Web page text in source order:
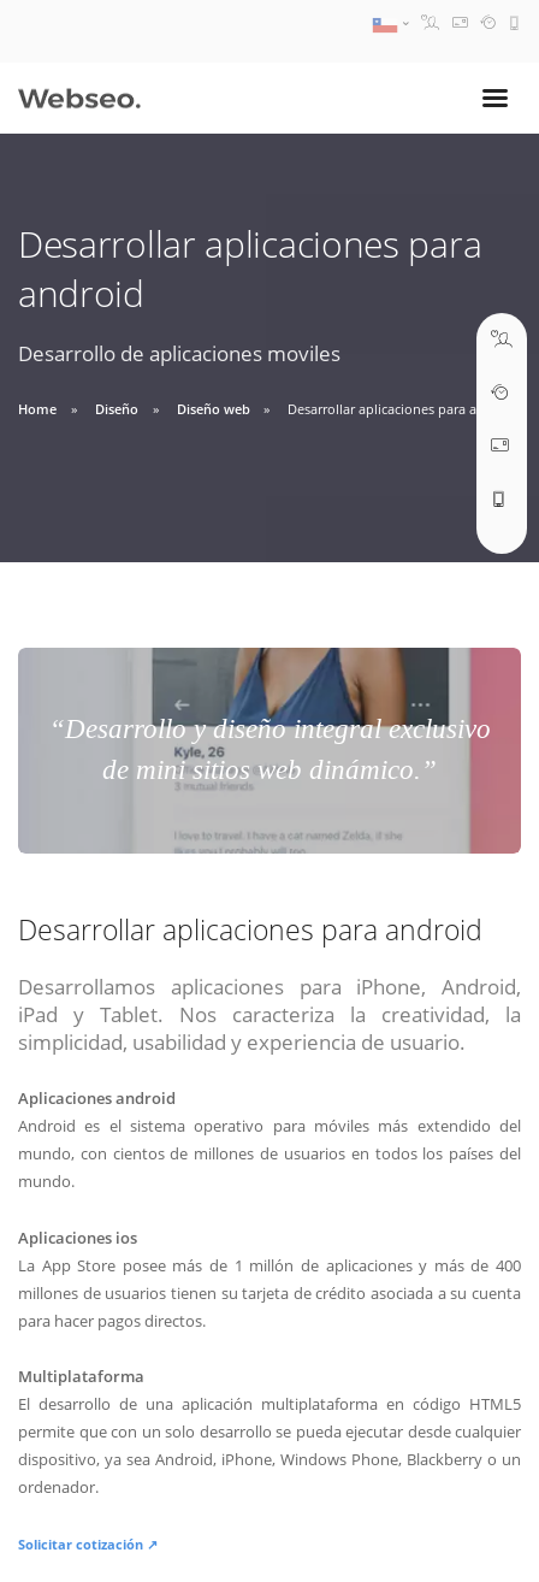
Desarrollar aplicaciones para
android
Desarrollo de aplicaciones moviles
Home Diseño Diseño web Desarrollar aplicaciones para android
“Desarrollo y diseño integral exclusivo
de mini sitios web dinámico.”
Desarrollar aplicaciones para android
Desarrollamos aplicaciones para iPhone, Android,
iPad y Tablet. Nos caracteriza la creatividad, la
simplicidad, usabilidad y experiencia de usuario.
Aplicaciones android
Android es el sistema operativo para móviles más extendido del
mundo, con cientos de millones de usuarios en todos los países del
mundo.
Aplicaciones ios
La App Store posee más de 1 millón de aplicaciones y más de 400
millones de usuarios tienen su tarjeta de crédito asociada a su cuenta
para hacer pagos directos.
Multiplataforma
El desarrollo de una aplicación multiplataforma en código HTML5
permite que con un solo desarrollo se pueda ejecutar desde cualquier
dispositivo, ya sea Android, iPhone, Windows Phone, Blackberry o un
ordenador.
Solicitar cotización ↗
09:30 AM A 18:30 PM
ABRIR TICKET